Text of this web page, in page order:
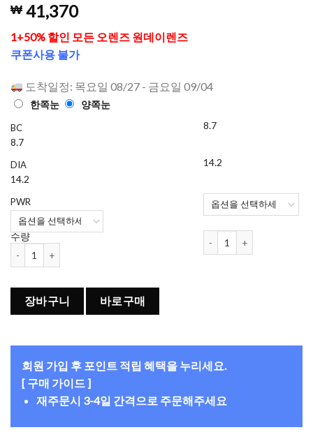
평가를 기
준으로 5점
만점에점
으로 평가
됨
₩ 41,370
1+50% 할인 모든 오렌즈 원데이렌즈
쿠폰사용 불가
도착일정: 목요일 08/27 - 금요일 09/04
한쪽눈 양쪽눈
BC
8.7
DIA
14.2
PWR
수량
8.7
14.2
장바구니 바로구매
회원 가입 후 포인트 적립 혜택을 누리세요.
[ 구매 가이드 ]
재주문시 3-4일 간격으로 주문해주세요